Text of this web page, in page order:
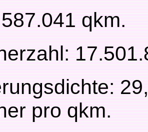
qkm.
pro qkm.